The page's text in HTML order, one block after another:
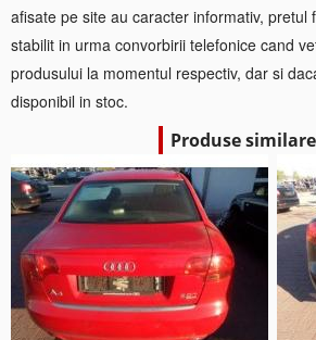
afisate pe site au caracter informativ, pretul
stabilit in urma convorbirii telefonice cand
produsului la momentul respectiv, dar si
disponibil in stoc.
Produse similare